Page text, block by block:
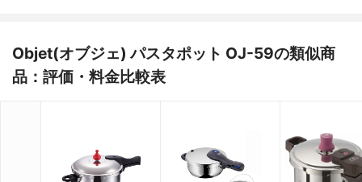
Objet(オブジェ) パスタポット OJ-59の類似商
品：評価・料金比較表